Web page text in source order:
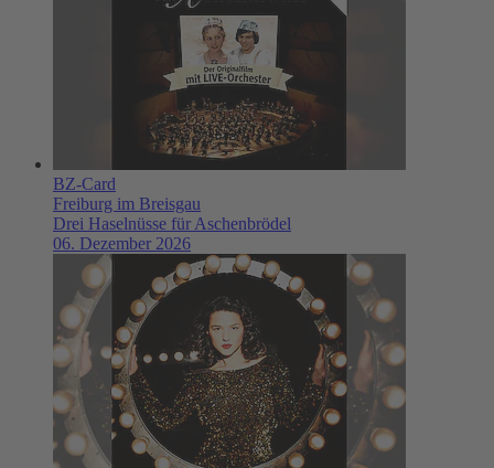
BZ-Card
Freiburg im Breisgau
Drei Haselnüsse für Aschenbrödel
06. Dezember 2026